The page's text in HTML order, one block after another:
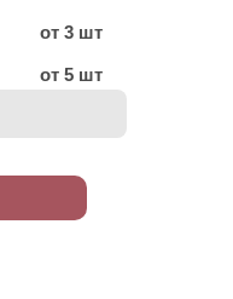
от 3 шт
от 5 шт